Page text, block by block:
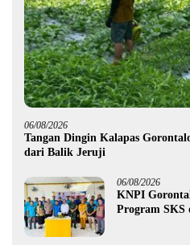
06/08/2026
Tangan Dingin Kalapas
dari Balik Jeruji
06/08/2026
KNPI
Program SKS